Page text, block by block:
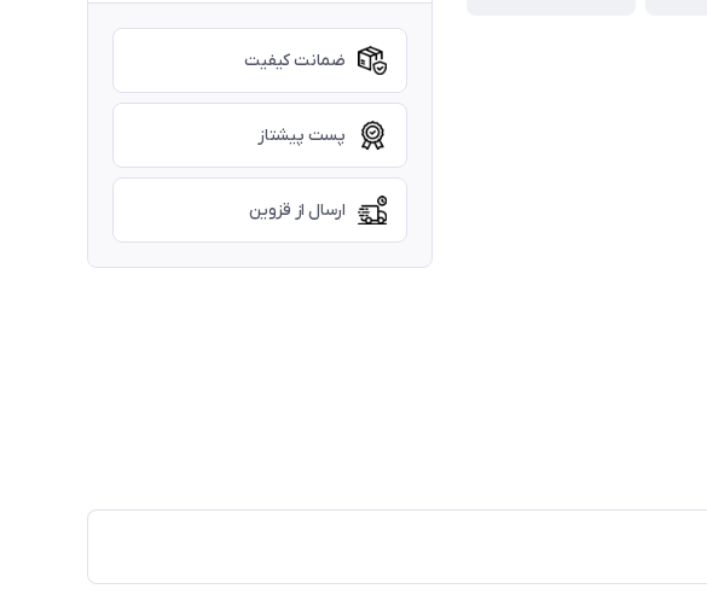
ضمانت کیفیت
پست پیشتاز
ارسال از قزوین